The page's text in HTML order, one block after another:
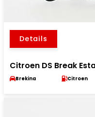
Details
Citroen DS Break
Brekina Citroen